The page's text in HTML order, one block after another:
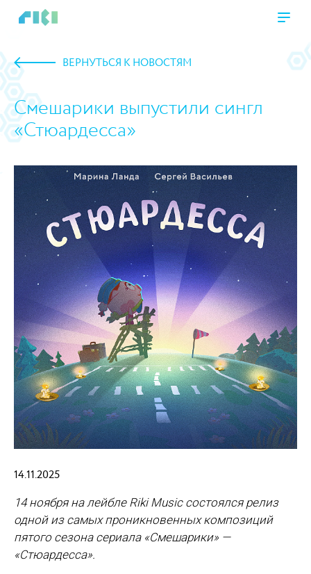
ВЕРНУТЬСЯ К НОВОСТЯМ
Смешарики выпустили сингл
«Стюардесса»
https://www.high-endrolex.com/45
14.11.2025
14 ноября на лейбле Riki Music состоялся релиз
одной из самых проникновенных композиций
пятого сезона сериала «Смешарики» —
«Стюардесса».